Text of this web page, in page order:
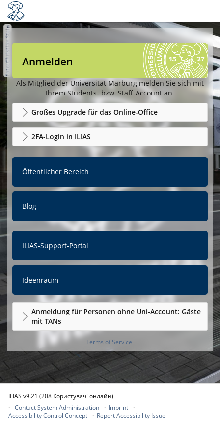
Anmelden
Als Mitglied der Universität Marburg melden Sie sich mit
Ihrem Students- bzw. Staff-Account an.
Großes Upgrade für das Online-Office
2FA-Login in ILIAS
Öffentlicher Bereich
Blog
ILIAS-Support-Portal
Ideenraum
Anmeldung für Personen ohne Uni-Account: Gäste
mit TANs
Terms of Service
ILIAS v9.21 (208 Користувачі онлайн)
Contact System Administration
Imprint
Accessibility Control Concept
Report Accessibility Issue